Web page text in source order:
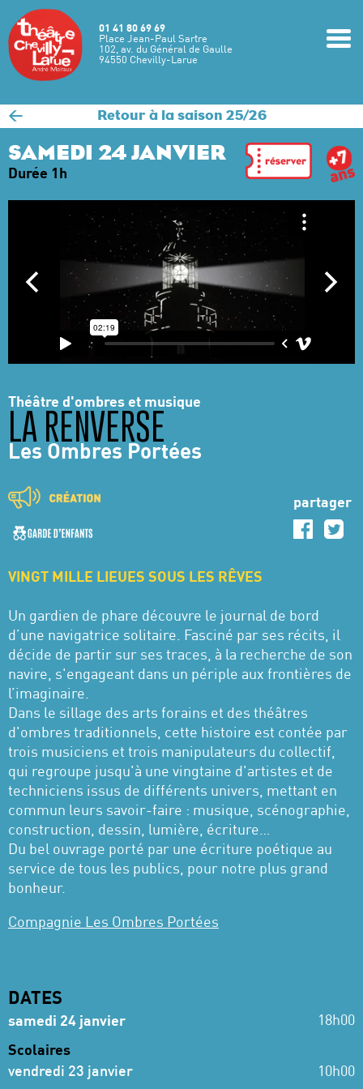
Aller au contenu principal
01 41 80 69 69
Place Jean-Paul Sartre
102, av. du Général de Gaulle
94550 Chevilly-Larue
< Retour à la saison 25/26
SAMEDI 24 JANVIER
Durée 1h
Théâtre d'ombres et musique
LA RENVERSE
Les Ombres Portées
partager
VINGT MILLE LIEUES SOUS LES RÊVES
Un gardien de phare découvre le journal de bord
d’une navigatrice solitaire. Fasciné par ses récits, il
décide de partir sur ses traces, à la recherche de son
navire, s'engageant dans un périple aux frontières de
l’imaginaire.
Dans le sillage des arts forains et des théâtres
d'ombres traditionnels, cette histoire est contée par
trois musiciens et trois manipulateurs du collectif,
qui regroupe jusqu'à une vingtaine d'artistes et de
techniciens issus de différents univers, mettant en
commun leurs savoir-faire : musique, scénographie,
construction, dessin, lumière, écriture…
Du bel ouvrage porté par une écriture poétique au
service de tous les publics, pour notre plus grand
bonheur.
Compagnie Les Ombres Portées
DATES
samedi 24 janvier 18h00
Scolaires
vendredi 23 janvier
10h00